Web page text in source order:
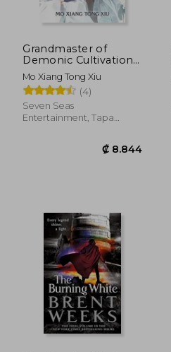
Grandmaster of
Demonic Cultivation:
Mo dao zu shi (Novel)
Vol. 4 (en Inglés)
Mo Xiang Tong Xiu
(4)
Seven Seas
Entertainment, Tapa